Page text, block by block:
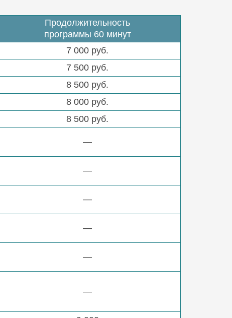
Продолжительность
программы 60 минут
7 000 руб.
7 500 руб.
8 500 руб.
8 000 руб.
8 500 руб.
—
—
—
—
—
—